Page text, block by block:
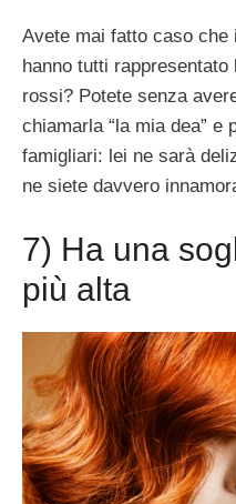
Avete mai fatto caso
hanno tutti
rossi? Potete senza
chiamarla “la mia dea”
famigliari: lei ne sarà
ne siete davvero
7) Ha una
più alta